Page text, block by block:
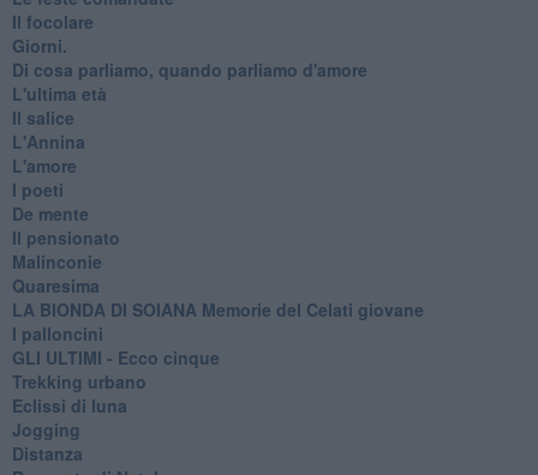
Il focolare
Giorni.
Di cosa parliamo, quando parliamo d'amore
L'ultima età
Il salice
L'Annina
L'amore
I poeti
De mente
Il pensionato
Malinconie
Quaresima
LA BIONDA DI SOIANA Memorie del Celati giovane
I palloncini
GLI ULTIMI - Ecco cinque
Trekking urbano
Eclissi di luna
Jogging
Distanza